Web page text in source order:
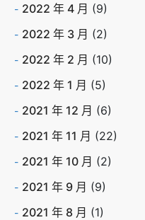
2022 年 4 月 (9)
2022 年 3 月 (2)
2022 年 2 月 (10)
2022 年 1 月 (5)
2021 年 12 月 (6)
2021 年 11 月 (22)
2021 年 10 月 (2)
2021 年 9 月 (9)
2021 年 8 月 (1)